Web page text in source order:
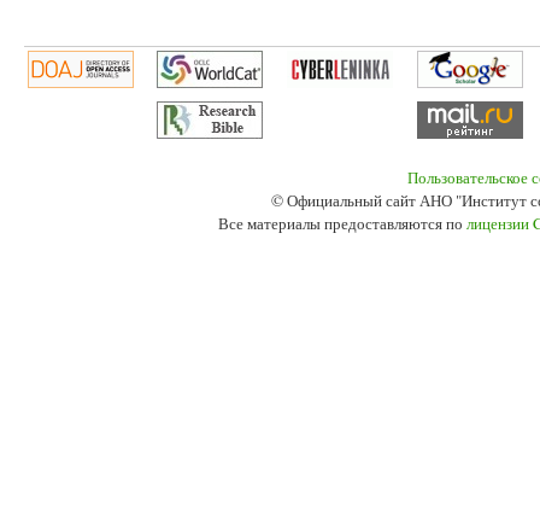
Пользовательское
© Официальный сайт АНО "Институт
Все материалы предоставляются по лицензии